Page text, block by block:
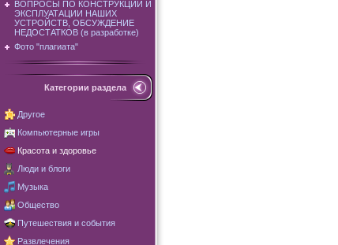
ВОПРОСЫ ПО КОНСТРУКЦИИ И
ЭКСПЛУАТАЦИИ НАШИХ
УСТРОЙСТВ, ОБСУЖДЕНИЕ
НЕДОСТАТКОВ (в разработке)
Фото "плагиата"
Категории раздела
Другое
Компьютерные игры
Красота и здоровье
Люди и блоги
Музыка
Общество
Путешествия и события
Развлечения